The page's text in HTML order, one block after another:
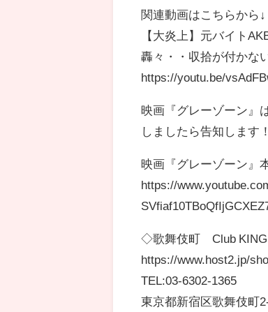
関連動画はこちらから↓
【大炎上】元バイト
轟々・・収拾が付かな
https://youtu.be/
映画『グレーゾーン』
しましたら告知します！
映画『グレーゾーン』
https://
◇歌舞伎町 Club KING
https://www.host2.jp/
TEL:03-6302-1365
東京都新宿区歌舞伎町